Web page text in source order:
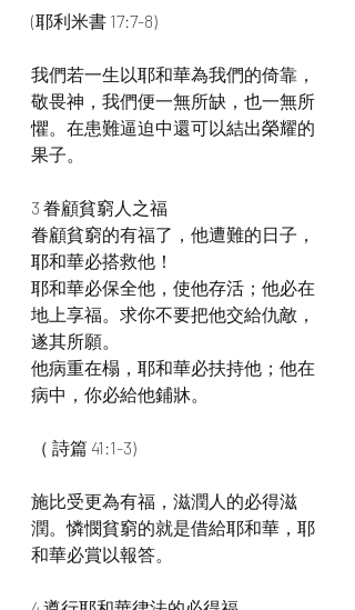
(耶利米書 17:7-8)
我們若一生以耶和華為我們的倚靠，
敬畏神，我們便一無所缺，也一無所
懼。在患難逼迫中還可以結出榮耀的
果子。
3 眷顧貧窮人之福
眷顧貧窮的有福了，他遭難的日子，
耶和華必搭救他！
耶和華必保全他，使他存活；他必在
地上享福。求你不要把他交給仇敵，
遂其所願。
他病重在榻，耶和華必扶持他；他在
病中，你必給他鋪牀。
（ 詩篇 41:1-3)
施比受更為有福，滋潤人的必得滋
潤。憐憫貧窮的就是借給耶和華，耶
和華必賞以報答。